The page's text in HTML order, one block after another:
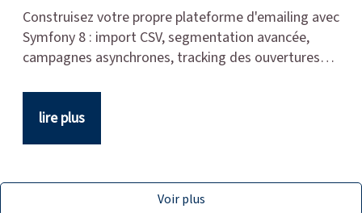
Construisez votre propre plateforme d'emailing avec
Symfony 8 : import CSV, segmentation avancée,
campagnes asynchrones, tracking des ouvertures…
lire plus
Voir plus